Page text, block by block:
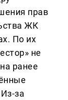
прав
ЖК
По их
не
ранее
за